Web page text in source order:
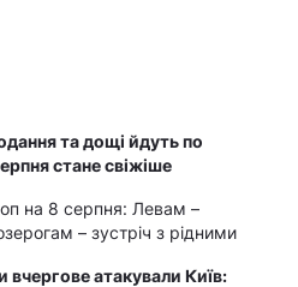
та дощі йдуть по
стане свіжіше
на 8 серпня: Левам –
– зустріч з рідними
вчергове атакували Київ: